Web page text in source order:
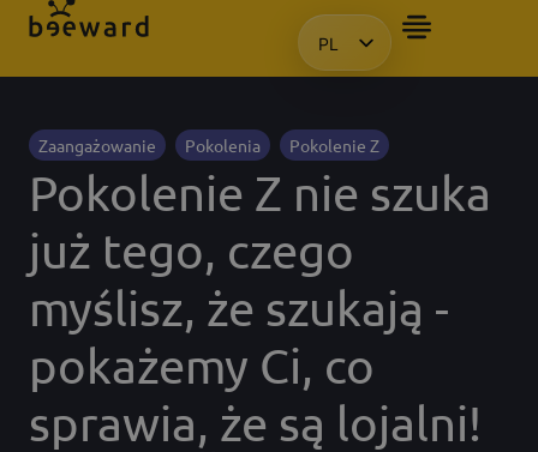
PL
HU
KO
Zaangażowanie Pokolenia Pokolenie Z
Pokolenie Z nie szuka
już tego, czego
myślisz, że szukają -
pokażemy Ci, co
sprawia, że są lojalni!